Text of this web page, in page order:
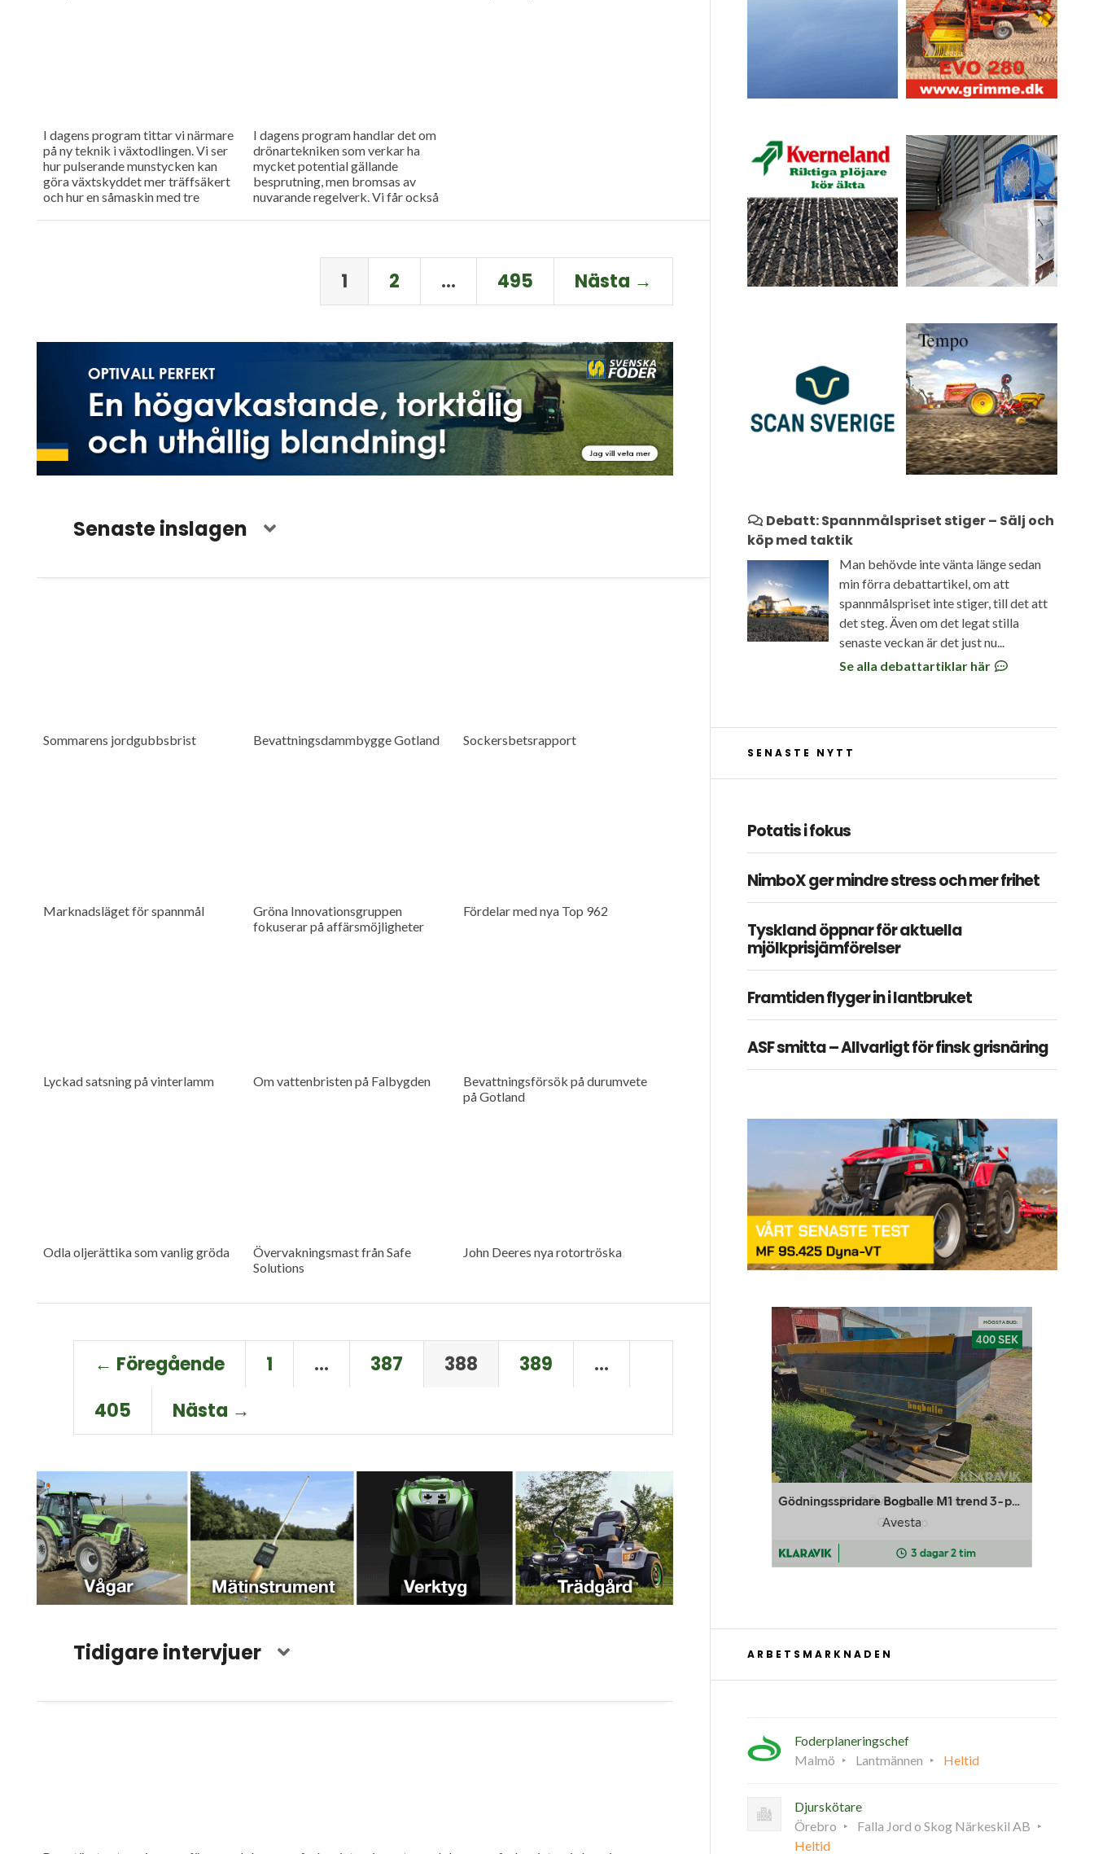
I dagens program tittar vi närmare
på ny teknik i växtodlingen. Vi ser
hur pulserande munstycken kan
göra växtskyddet mer träffsäkert
och hur en såmaskin med tre
I dagens program handlar det om
drönartekniken som verkar ha
mycket potential gällande
besprutning, men bromsas av
nuvarande regelverk. Vi får också
1 2 … 495 Nästa →
Senaste inslagen
Sommarens jordgubbsbrist Bevattningsdammbygge Gotland Sockersbetsrapport
Marknadsläget för spannmål
Gröna Innovationsgruppen
fokuserar på affärsmöjligheter
Fördelar med nya Top 962
Lyckad satsning på vinterlamm Om vattenbristen på Falbygden
Bevattningsförsök på durumvete
på Gotland
Odla oljerättika som vanlig gröda
Övervakningsmast från Safe
Solutions
John Deeres nya rotortröska
← Föregående 1 … 387 388 389
…
405
Nästa →
Tidigare intervjuer
Debatt: Spannmålspriset stiger – Sälj och
köp med taktik
Man behövde inte vänta länge sedan
min förra debattartikel, om att
spannmålspriset inte stiger, till det att
det steg. Även om det legat stilla
senaste veckan är det just nu...
Se alla debattartiklar här
SENASTE NYTT
Potatis i fokus
NimboX ger mindre stress och mer frihet
Tyskland öppnar för aktuella
mjölkprisjämförelser
Framtiden flyger in i lantbruket
ASF smitta – Allvarligt för finsk grisnäring
ARBETSMARKNADEN
Foderplaneringschef
Malmö
Lantmännen Heltid
Djurskötare
Örebro
Falla Jord o Skog Närkeskil AB
Heltid